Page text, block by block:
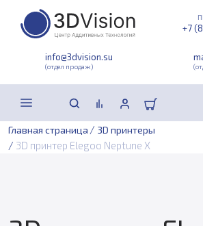
info@3dvision.su
(отдел продаж)
+7
Главная страница / 3D принтеры
/ 3D принтер Elegoo Neptune X